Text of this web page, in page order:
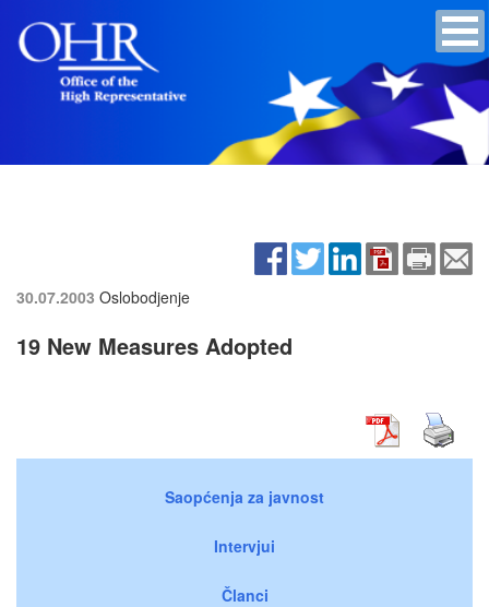
30.07.2003 Oslobodjenje
19 New Measures Adopted
Saopćenja za javnost
Intervjui
Članci